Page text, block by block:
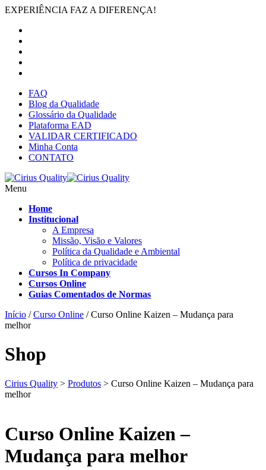
EXPERIÊNCIA FAZ A DIFERENÇA!
FAQ
Blog da Qualidade
Glossário da Qualidade
Plataforma EAD
VALIDAR CERTIFICADO
Minha Conta
CONTATO
Menu
Home
Institucional
A Empresa
Missão, Visão e Valores
Política da Qualidade e Ambiental
Política de privacidade
Cursos In Company
Cursos Online
Guias Comentados de Normas
Início /Curso Online / Curso Online Kaizen – Mudança para
melhor
Shop
Cirius Quality > Produtos > Curso Online Kaizen – Mudança para
melhor
Curso Online Kaizen –
Mudança para melhor